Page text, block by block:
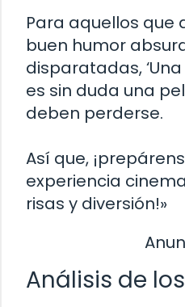
Para aquellos que
buen humor
disparatadas,
es sin duda una
deben perderse.
Así que,
experiencia
risas y diversión!»
Análisis de